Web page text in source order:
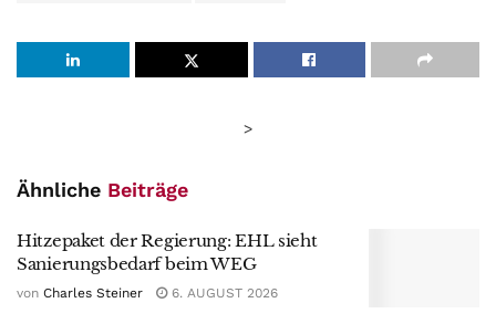
>
Ähnliche Beiträge
Hitzepaket der Regierung: EHL sieht
Sanierungsbedarf beim WEG
von Charles Steiner 6. AUGUST 2026